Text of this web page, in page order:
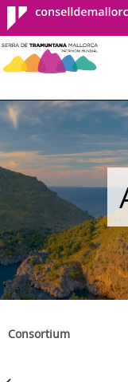
Consell
Mallorca
Consortium